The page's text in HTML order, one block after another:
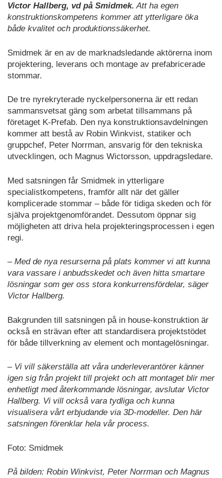
Victor Hallberg, vd på Smidmek. Att ha egen
konstruktionskompetens kommer att ytterligare öka
både kvalitet och produktionssäkerhet.
Smidmek är en av de marknadsledande aktörerna inom
projektering, leverans och montage av prefabricerade
stommar.
De tre nyrekryterade nyckelpersonerna är ett redan
sammansvetsat gäng som arbetat tillsammans på
företaget K-Prefab. Den nya konstruktionsavdelningen
kommer att bestå av Robin Winkvist, statiker och
gruppchef, Peter Norrman, ansvarig för den tekniska
utvecklingen, och Magnus Wictorsson, uppdragsledare.
Med satsningen får Smidmek in ytterligare
specialistkompetens, framför allt när det gäller
komplicerade stommar – både för tidiga skeden och för
själva projektgenomförandet. Dessutom öppnar sig
möjligheten att driva hela projekteringsprocessen i egen
regi.
– Med de nya resurserna på plats kommer vi att kunna
vara vassare i anbudsskedet och även hitta smartare
lösningar som ger oss stora konkurrensfördelar, säger
Victor Hallberg.
Bakgrunden till satsningen på in house-konstruktion är
också en strävan efter att standardisera projektstödet
för både tillverkning av element och montagelösningar.
– Vi vill säkerställa att våra underleverantörer känner
igen sig från projekt till projekt och att montaget blir mer
enhetligt med återkommande lösningar, avslutar Victor
Hallberg. Vi vill också vara tydliga och kunna
visualisera vårt erbjudande via 3D-modeller. Den här
satsningen förenklar hela vår process.
Foto: Smidmek
På bilden: Robin Winkvist, Peter Norrman och Magnus